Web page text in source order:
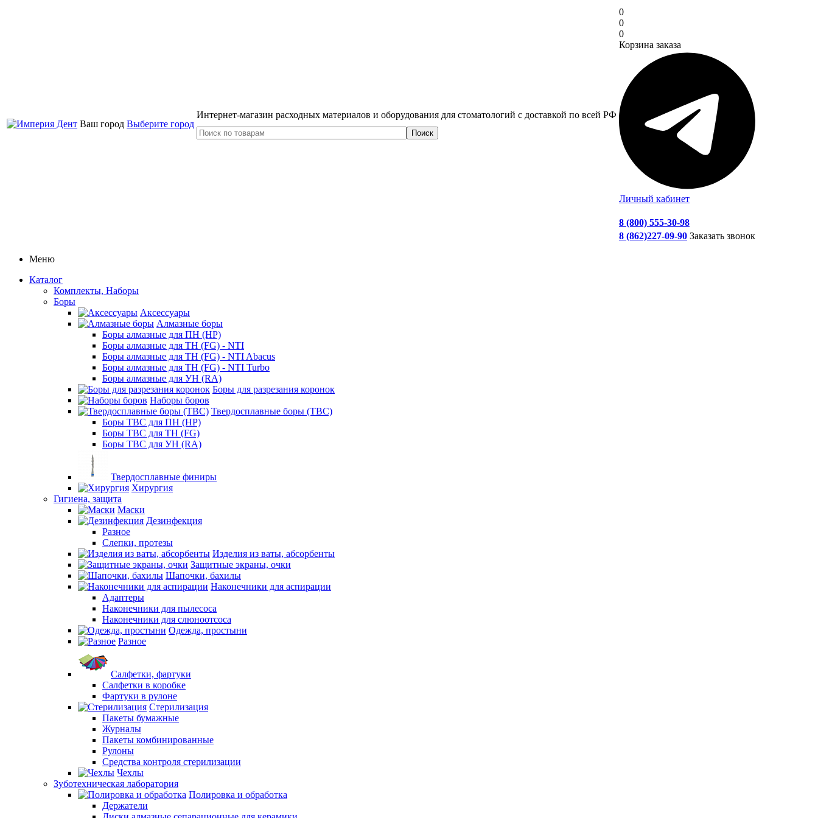
Ваш город Выберите город
Интернет-магазин расходных материалов и оборудования для стоматологий с доставкой по всей РФ
0
0
0
Корзина заказа
Личный кабинет
8 (800) 555-30-98
8 (862)227-09-90 Заказать звонок
Меню
Каталог
Комплекты, Наборы
Боры
Аксессуары
Алмазные боры
Боры алмазные для ПН (HP)
Боры алмазные для ТН (FG) - NTI
Боры алмазные для ТН (FG) - NTI Abacus
Боры алмазные для ТН (FG) - NTI Turbo
Боры алмазные для УН (RA)
Боры для разрезания коронок
Наборы боров
Твердосплавные боры (ТВС)
Боры ТВС для ПН (HP)
Боры ТВС для ТН (FG)
Боры ТВС для УН (RA)
Твердосплавные финиры
Хирургия
Гигиена, защита
Маски
Дезинфекция
Разное
Слепки, протезы
Изделия из ваты, абсорбенты
Защитные экраны, очки
Шапочки, бахилы
Наконечники для аспирации
Адаптеры
Наконечники для пылесоса
Наконечники для слюноотсоса
Одежда, простыни
Разное
Салфетки, фартуки
Салфетки в коробке
Фартуки в рулоне
Стерилизация
Пакеты бумажные
Журналы
Пакеты комбинированные
Рулоны
Средства контроля стерилизации
Чехлы
Зуботехническая лаборатория
Полировка и обработка
Держатели